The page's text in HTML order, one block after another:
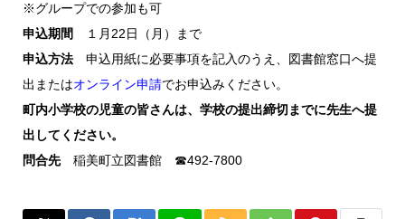
※グループでの参加も可
申込期間
１月22日（月）まで
申込方法 申込用紙に必要事項を記入のうえ、図書館窓口へ提
出またはオンライン申請でお申込みください。
町内小学校の児童の皆さんは、学校の提出締切までに先生へ提
出してください。
問合先稲美町立図書館 ☎492-7800